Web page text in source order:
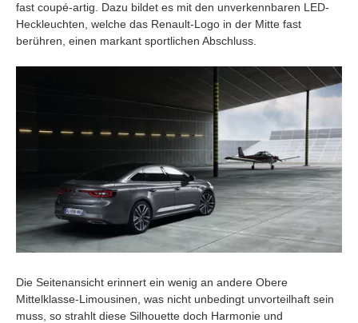
fast coupé-artig. Dazu bildet es mit den unverkennbaren LED-
Heckleuchten, welche das Renault-Logo in der Mitte fast
berühren, einen markant sportlichen Abschluss.
Die Seitenansicht erinnert ein wenig an andere Obere
Mittelklasse-Limousinen, was nicht unbedingt unvorteilhaft sein
muss, so strahlt diese Silhouette doch Harmonie und